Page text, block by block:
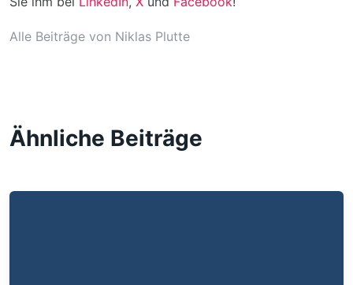
Alle Beiträge von Niklas Plutte
Ähnliche Beiträge